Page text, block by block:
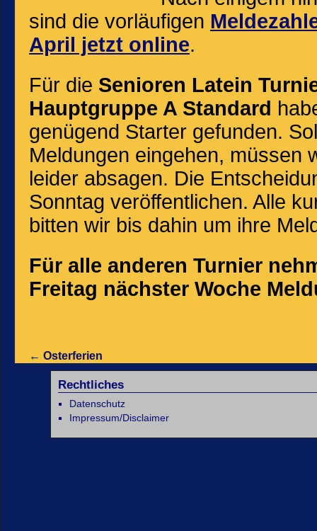
sind die vorläufigen
April jetzt online.
Für die Senioren Latein
Hauptgruppe A Standard
genügend Starter gefunden.
Meldungen eingehen, müssen
leider absagen. Die
Sonntag veröffentlichen. Alle
bitten wir bis dahin um ihre
Für alle anderen Turnier
Freitag nächster Woche
← Osterferien
Rechtliches
Datenschutz
Impressum/Disclaimer